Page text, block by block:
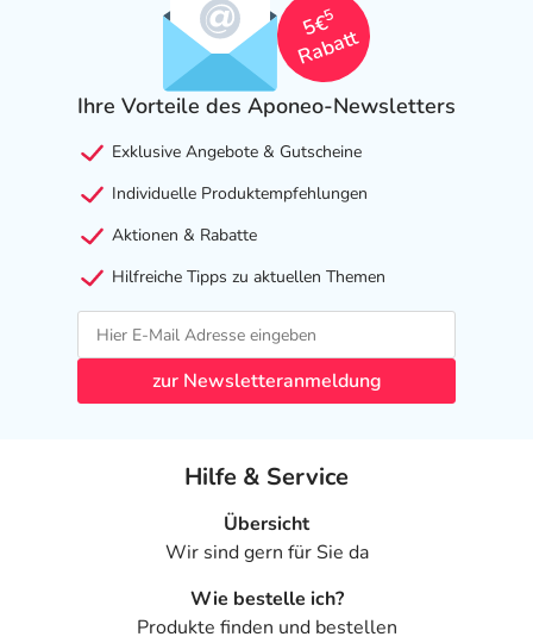
5€
5
Rabatt
Ihre Vorteile des Aponeo-Newsletters
Exklusive Angebote & Gutscheine
Individuelle Produktempfehlungen
Aktionen & Rabatte
Hilfreiche Tipps zu aktuellen Themen
zur Newsletteranmeldung
Hilfe & Service
Übersicht
Wir sind gern für Sie da
Wie bestelle ich?
Produkte finden und bestellen